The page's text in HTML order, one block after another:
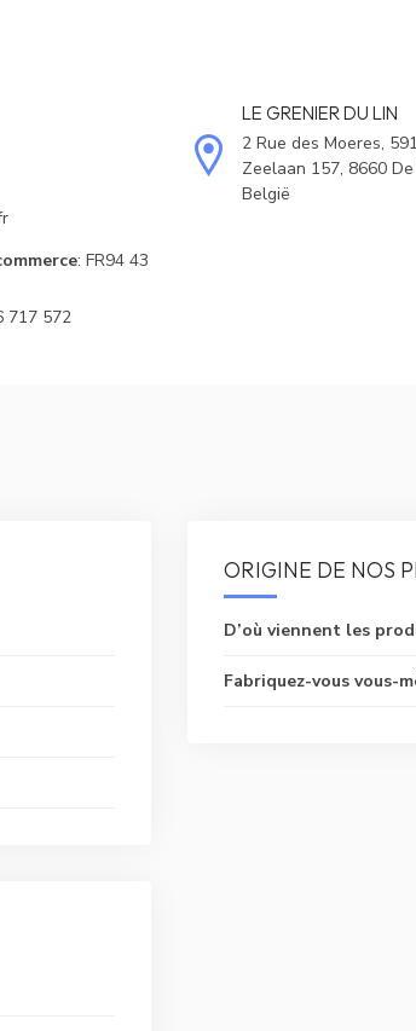
: FR94 43
717 572
LE GRENIER DU LIN
2 Rue des Moeres,
Zeelaan 157, 8660
België
ORIGINE DE NOS
D’où viennent les
Fabriquez-vous vous-